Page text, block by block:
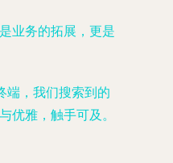
业务的拓展，更是
端，我们搜索到的
优雅，触手可及。